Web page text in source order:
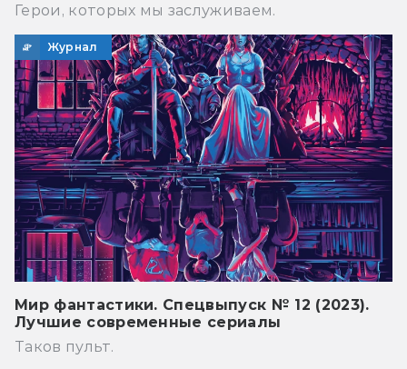
Герои, которых мы заслуживаем.
Журнал
Мир фантастики. Спецвыпуск № 12 (2023).
Лучшие современные сериалы
Таков пульт.